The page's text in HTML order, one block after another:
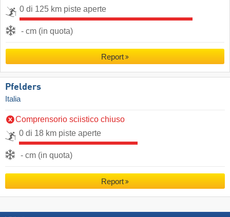
0 di 125 km piste aperte
- cm (in quota)
Report
Pfelders
Italia
Comprensorio sciistico chiuso
0 di 18 km piste aperte
- cm (in quota)
Report